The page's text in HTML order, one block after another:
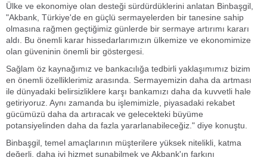
Ülke ve ekonomiye olan desteği sürdürdüklerini anlatan Binbaşgil,
"Akbank, Türkiye'de en güçlü sermayelerden bir tanesine sahip
olmasına rağmen geçtiğimiz günlerde bir sermaye artırımı kararı
aldı. Bu önemli karar hissedarlarımızın ülkemize ve ekonomimize
olan güveninin önemli bir göstergesi.
Sağlam öz kaynağımız ve bankacılığa tedbirli yaklaşımımız bizim
en önemli özelliklerimiz arasında. Sermayemizin daha da artması
ile dünyadaki belirsizliklere karşı bankamızı daha da kuvvetli hale
getiriyoruz. Aynı zamanda bu işlemimizle, piyasadaki rekabet
gücümüzü daha da artıracak ve gelecekteki büyüme
potansiyelinden daha da fazla yararlanabileceğiz." diye konuştu.
Binbaşgil, temel amaçlarının müşterilere yüksek nitelikli, katma
değerli, daha iyi hizmet sunabilmek ve Akbank'ın farkını